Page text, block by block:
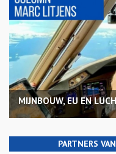
MIJNBOUW, EU EN
PARTNERS